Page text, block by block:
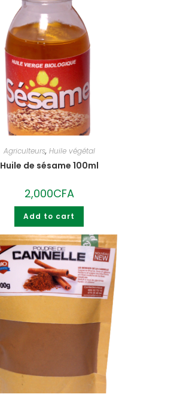
Agriculteurs, Huile végétal
Huile de sésame 100ml
2,000CFA
Add to cart